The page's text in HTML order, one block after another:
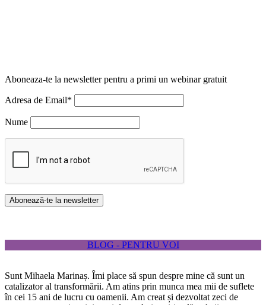
Aboneaza-te la newsletter pentru a primi un webinar gratuit
Adresa de Email*
Nume
BLOG - PENTRU VOI
Sunt Mihaela Marinaș. Îmi place să spun despre mine că sunt un
catalizator al transformării. Am atins prin munca mea mii de suflete
în cei 15 ani de lucru cu oamenii. Am creat și dezvoltat zeci de